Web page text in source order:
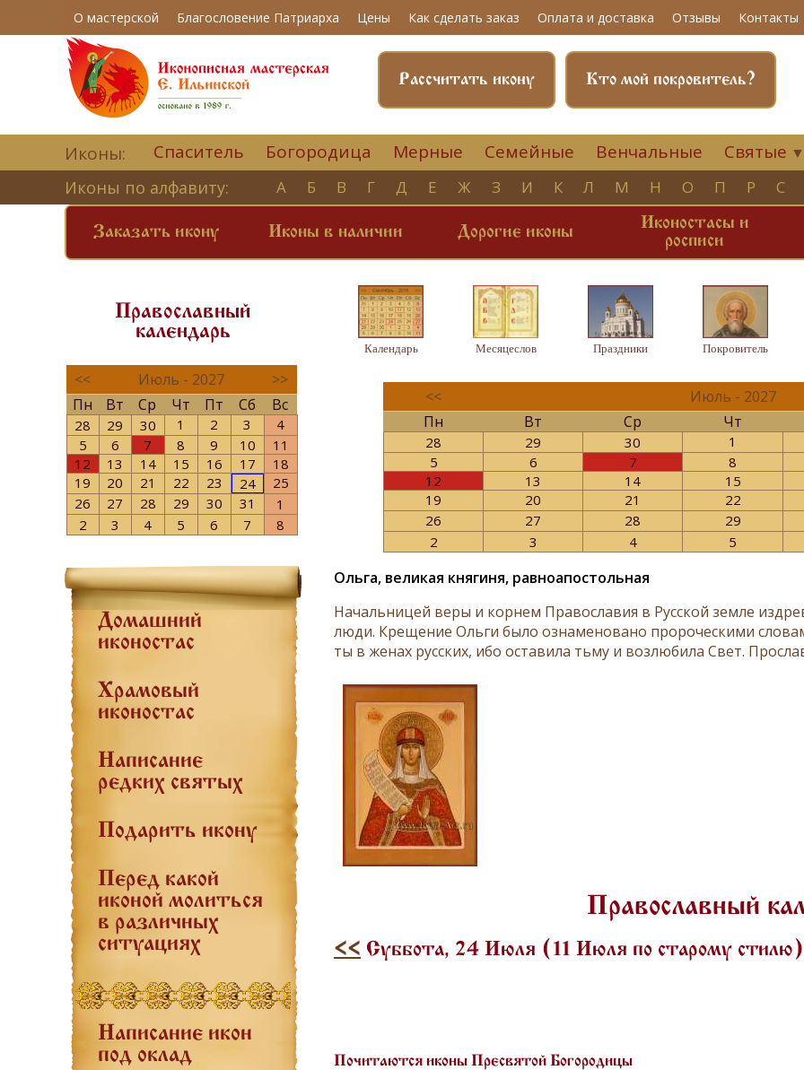
О мастерской Благословение Патриарха Цены Как сделать заказ Оплата и доставка Отзывы Контакты
Кто мой покровитель?
Рассчитать икону
Иконы: Спаситель Богородица Мерные Семейные Венчальные Святые ▼
Иконы по алфавиту: А Б В Г Д Е Ж З И К Л М Н О П Р С
Заказать икону Иконы в наличии Дорогие иконы
Иконостасы и
росписи
Православный
календарь
<< Июль - 2027
>>
Пн
Вт Ср Чт Пт Сб Вс
28 29 30 1 2 3
4
5
6 7 8 9 10
11
12
13 14 15 16 17
18
19
20 21 22 23 24
25
26
27 28 29 30 31
1
2
3 4 5 6 7 8
Домашний
иконостас
Храмовый
иконостас
Написание
редких святых
Подарить икону
Перед какой
иконой молиться
в различных
ситуациях
Написание икон
под оклад
Календарь Месяцеслов Праздники Покровитель
<< Июль - 2027
Пн
Вт Ср Чт
28 29 30 1
5
6 7 8
12
13 14 15
19
20 21 22
26
27 28 29
2
3 4 5
Ольга, великая княгиня, равноапостольная
Начальницей веры и корнем Православия в Русской земле
люди. Крещение Ольги было ознаменовано пророческими
ты в женах русских, ибо оставила тьму и возлюбила Свет.
Православный
<< Суббота, 24 Июля (11 Июля по старому стилю)
Почитаются иконы Пресвятой Богородицы